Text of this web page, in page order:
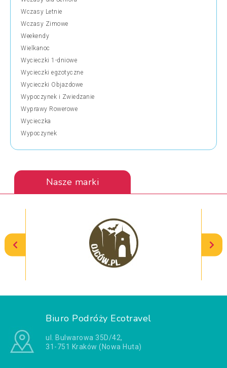
Wczasy Letnie
Wczasy Zimowe
Weekendy
Wielkanoc
Wycieczki 1-dniowe
Wycieczki egzotyczne
Wycieczki Objazdowe
Wypoczynek i Zwiedzanie
Wyprawy Rowerowe
Wycieczka
Wypoczynek
Nasze marki
Biuro Podróży Ecotravel
ul. Bulwarowa 35D/42,
31-751 Kraków (Nowa Huta)